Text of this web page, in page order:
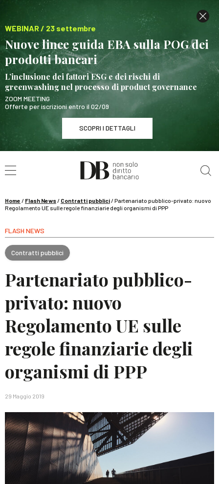
WEBINAR / 23 settembre
Nuove linee guida EBA sulla POG dei
prodotti bancari
L’inclusione dei fattori ESG e dei rischi di
greenwashing nel processo di product governance
ZOOM MEETING
Offerte per iscrizioni entro il 02/09
SCOPRI I DETTAGLI
WEBINAR / 23 settembre
Nuove linee guida EBA sulla POG dei prodotti
SCOPRI I DETTAGLI
Home / Flash News/ Contratti pubblici/Partenariato pubblico-privato: nuovo
Regolamento UE sulle regole finanziarie degli organismi di PPP
FLASH NEWS
Contratti pubblici
Partenariato pubblico-
privato: nuovo
Regolamento UE sulle
regole finanziarie degli
organismi di PPP
29 Maggio 2019